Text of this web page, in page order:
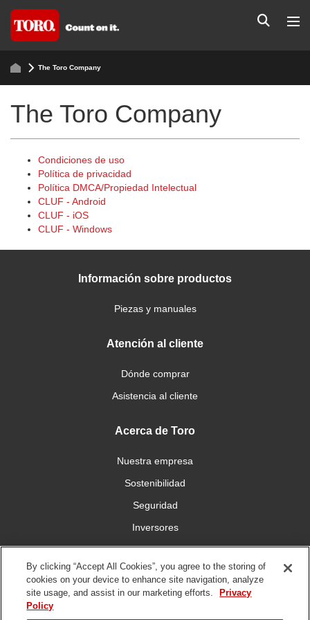
The Toro Company
The Toro Company
Condiciones de uso
Política de privacidad
Política DMCA/Propiedad Intelectual
CLUF - Android
CLUF - iOS
CLUF - Windows
Información sobre productos
Piezas y manuales
Atención al cliente
Dónde comprar
Asistencia al cliente
Acerca de Toro
Nuestra empresa
Sostenibilidad
Seguridad
Inversores
Trabajo
Conéctese con nosotros
By clicking “Accept All Cookies”, you agree to the storing of
cookies on your device to enhance site navigation, analyze
site usage, and assist in our marketing efforts.
Privacy
Policy